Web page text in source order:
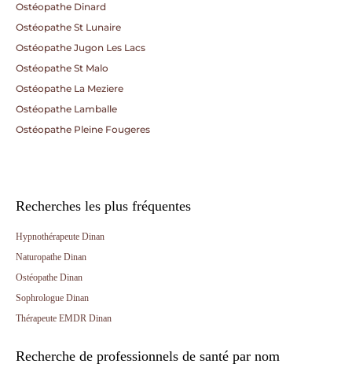
Ostéopathe Dinard
Ostéopathe St Lunaire
Ostéopathe Jugon Les Lacs
Ostéopathe St Malo
Ostéopathe La Meziere
Ostéopathe Lamballe
Ostéopathe Pleine Fougeres
Recherches les plus fréquentes
Hypnothérapeute Dinan
Naturopathe Dinan
Ostéopathe Dinan
Sophrologue Dinan
Thérapeute EMDR Dinan
Recherche de professionnels de santé par nom